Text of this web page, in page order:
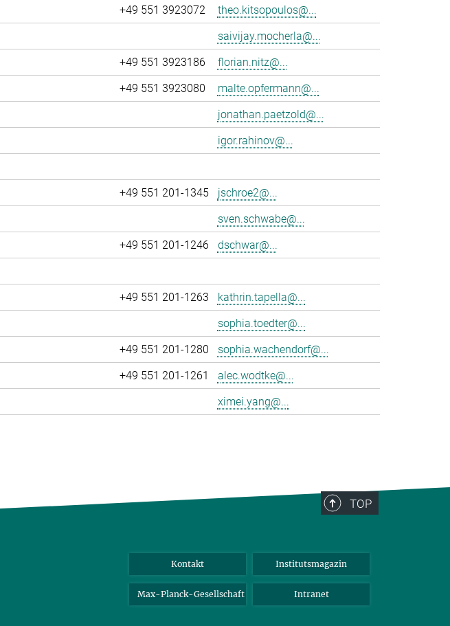
+49 551 3923072
theo.kitsopoulos@...
saivijay.mocherla@...
+49 551 3923186
florian.nitz@...
+49 551 3923080
malte.opfermann@...
jonathan.paetzold@...
igor.rahinov@...
+49 551 201-1345
jschroe2@...
sven.schwabe@...
+49 551 201-1246
dschwar@...
+49 551 201-1263
kathrin.tapella@...
sophia.toedter@...
+49 551 201-1280
sophia.wachendorf@...
+49 551 201-1261
alec.wodtke@...
ximei.yang@...
TOP
Kontakt Institutsmagazin
Max-Planck-Gesellschaft Intranet